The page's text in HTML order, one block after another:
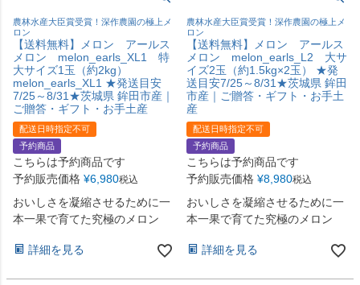
農林水産大臣賞受賞！深作農園の極上メ
ロン
【送料無料】メロン アールス
メロン melon_earls_XL1 特
大サイズ1玉（約2kg）
melon_earls_XL1 ★発送目安
7/25～8/31★茨城県 鉾田市産｜
ご贈答・ギフト・お手土産
配送日時指定不可
予約商品
こちらは予約商品です
予約販売価格 ¥6,980税込
おいしさを凝縮させるために一
本一果で育てた究極のメロン
詳細を見る
農林水産大臣賞受賞！深作農園の極上メ
ロン
【送料無料】メロン アールス
メロン melon_earls_L2 大サ
イズ2玉（約1.5kg×2玉） ★発
送目安7/25～8/31★茨城県 鉾田
市産｜ご贈答・ギフト・お手土
産
配送日時指定不可
予約商品
こちらは予約商品です
予約販売価格 ¥8,980税込
おいしさを凝縮させるために一
本一果で育てた究極のメロン
詳細を見る